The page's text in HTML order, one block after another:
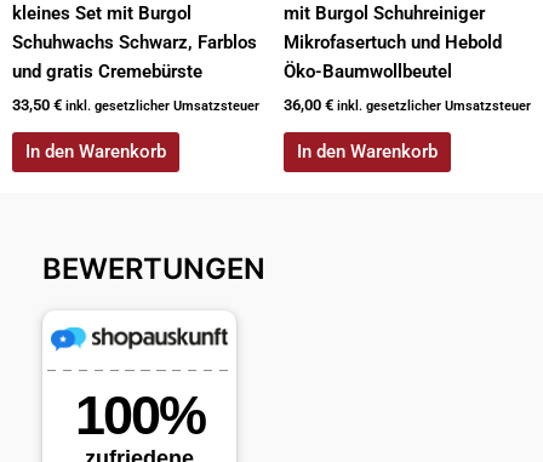
kleines Set mit Burgol
Schuhwachs Schwarz, Farblos
und gratis Cremebürste
33,50 € inkl. gesetzlicher Umsatzsteuer
In den Warenkorb
mit Burgol Schuhreiniger
Mikrofasertuch und Hebold
Öko-Baumwollbeutel
36,00 € inkl. gesetzlicher Umsatzsteuer
In den Warenkorb
BEWERTUNGEN